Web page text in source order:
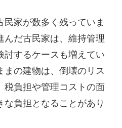
家が数多く残っていま
んだ古民家は、維持管理
討するケースも増えてい
まの建物は、倒壊のリス
税負担や管理コストの面
負担となることがあり